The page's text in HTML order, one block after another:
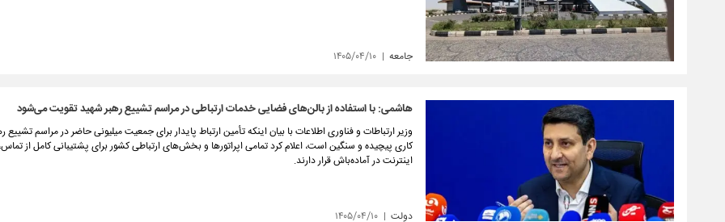
جامعه ۱۴۰۵/۰۴/۱۰
هاشمی: با استفاده از بالن‌های فضایی خدمات ارتباطی در مراسم تشییع رهبر شهید تقویت می‌شود
وزیر ارتباطات و فناوری اطلاعات با بیان اینکه تأمین ارتباط پایدار برای جمعیت میلیونی حاضر در مراسم تشییع
کاری پیچیده و سنگین است، اعلام کرد تمامی اپراتورها و بخش‌های ارتباطی کشور برای پشتیبانی کامل از
اینترنت در آماده‌باش قرار دارند.
دولت ۱۴۰۵/۰۴/۱۰